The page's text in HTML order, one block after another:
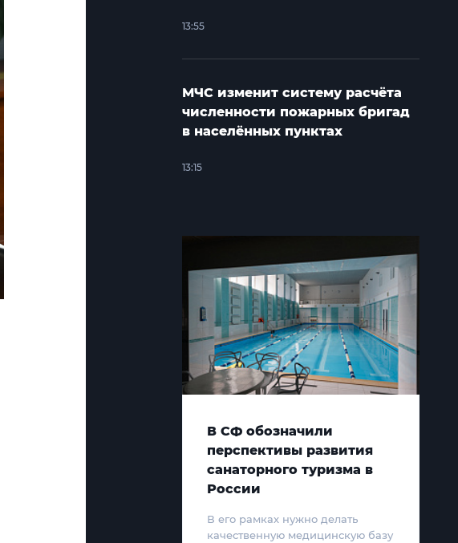
13:55
МЧС изменит систему расчёта
численности пожарных бригад
в населённых пунктах
13:15
В СФ обозначили
перспективы развития
санаторного туризма в
России
В его рамках нужно делать
качественную медицинскую базу